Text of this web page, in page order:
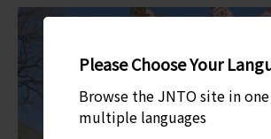
Please Choose Your
Browse the JNTO site in
multiple languages